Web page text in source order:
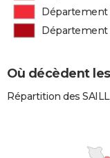
Département
Département
Où décèdent
Répartition des